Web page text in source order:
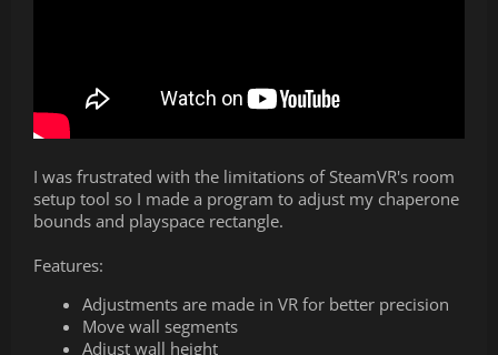
I was frustrated with the limitations of SteamVR's room
setup tool so I made a program to adjust my chaperone
bounds and playspace rectangle.
Features:
Adjustments are made in VR for better precision
Move wall segments
Adjust wall height